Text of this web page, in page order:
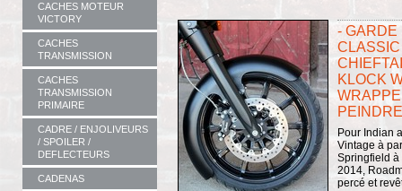
CACHES MOTEUR
VICTORY
CACHES
TRANSMISSION
CACHES
TRANSMISSION
PRIMAIRE
CADRE / ENJOLIVEURS
/ SPOILER /
DEFLECTEURS
CADENAS
- GARDE
KLOCK
Pour Indian
Vintage à
Springfield à
2014,
percé et